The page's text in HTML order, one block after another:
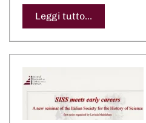
Leggi tutto...